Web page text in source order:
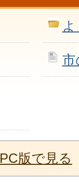
市
PC版で見る